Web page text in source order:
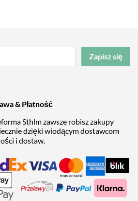
Zapisz się
& Płatność
Sthlm zawsze robisz zakupy
dzięki wiodącym dostawcom
i dostaw.